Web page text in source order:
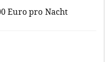
Euro pro Nacht